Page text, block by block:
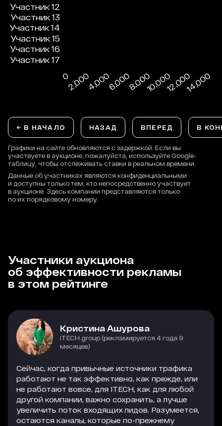
← В НАЧАЛО НАЗАД ВПЕРЕД В
Графики на сайте обновляются с задержкой. Если вы
участвуете в аукционе, пожалуйста, используйте Google-
таблицу, чтобы отслеживать ставки в реальном времени.
Данные об участниках являются конфиденциальными
и доступны только тем, кто непосредственно участвует
в аукционе. Здесь компании представляются только
по их порядковому номеру.
Участники аукциона
об эффективности рекламы
в этом рейтинге
Кристина Ашурова
ITECH.group (рекламируется 4 года 9
месяцев)
Сейчас, когда привычные источники трафика
работают не так эффективно, как прежде, или
не работают вовсе, для ITECH, как для любой
другой компании, важно сохранить, а лучше
увеличить поток входящих лидов. Разумеется,
остаются каналы, которые по-прежнему